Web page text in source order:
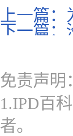
上一篇：
下一篇：
免责声明
1.IPD百
者。